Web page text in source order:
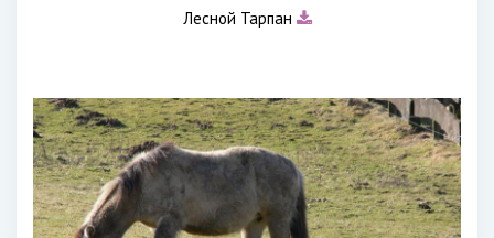
Лесной Тарпан